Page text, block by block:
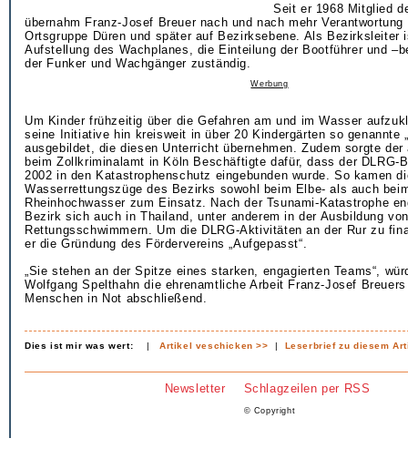
Seit er 1968 Mitglied
übernahm Franz-Josef Breuer nach und nach mehr Verantwortung
Ortsgruppe Düren und später auf Bezirksebene. Als Bezirksleiter
Aufstellung des Wachplanes, die Einteilung der Bootführer und
der Funker und Wachgänger zuständig.
Werbung
Um Kinder frühzeitig über die Gefahren am und im Wasser
seine Initiative hin kreisweit in über 20 Kindergärten so genannte
ausgebildet, die diesen Unterricht übernehmen. Zudem sorgte der
beim Zollkriminalamt in Köln Beschäftigte dafür, dass der DLRG-
2002 in den Katastrophenschutz eingebunden wurde. So kamen
Wasserrettungszüge des Bezirks sowohl beim Elbe- als auch
Rheinhochwasser zum Einsatz. Nach der Tsunami-Katastrophe
Bezirk sich auch in Thailand, unter anderem in der Ausbildung
Rettungsschwimmern. Um die DLRG-Aktivitäten an der Rur zu
er die Gründung des Fördervereins „Aufgepasst“.
„Sie stehen an der Spitze eines starken, engagierten Teams“,
Wolfgang Spelthahn die ehrenamtliche Arbeit Franz-Josef
Menschen in Not abschließend.
Dies ist mir was wert: |Artikel veschicken >> | Leserbrief zu diesem
Newsletter Schlagzeilen per RSS
© Copyright